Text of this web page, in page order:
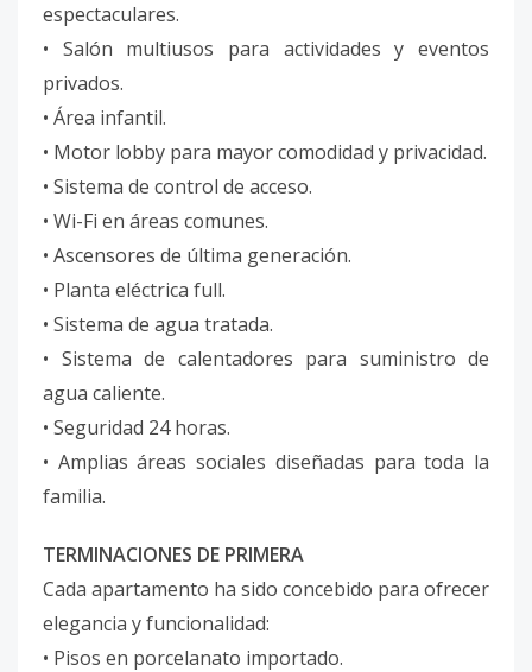
espectaculares.
• Salón multiusos para actividades y eventos
privados.
• Área infantil.
• Motor lobby para mayor comodidad y privacidad.
• Sistema de control de acceso.
• Wi-Fi en áreas comunes.
• Ascensores de última generación.
• Planta eléctrica full.
• Sistema de agua tratada.
• Sistema de calentadores para suministro de
agua caliente.
• Seguridad 24 horas.
• Amplias áreas sociales diseñadas para toda la
familia.
TERMINACIONES DE PRIMERA
Cada apartamento ha sido concebido para ofrecer
elegancia y funcionalidad:
• Pisos en porcelanato importado.